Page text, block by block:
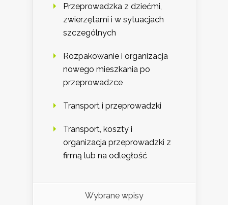
Przeprowadzka z dziećmi,
zwierzętami i w sytuacjach
szczególnych
Rozpakowanie i organizacja
nowego mieszkania po
przeprowadzce
Transport i przeprowadzki
Transport, koszty i
organizacja przeprowadzki z
firmą lub na odległość
Wybrane wpisy